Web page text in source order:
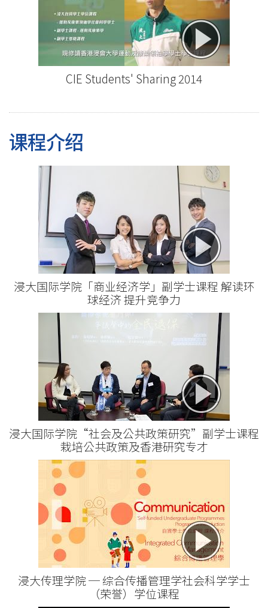
CIE Students' Sharing 2014
课程介绍
浸大国际学院「商业经济学」副学士课程 解读环
球经济 提升竞争力
浸大国际学院“社会及公共政策研究”副学士课程
栽培公共政策及香港研究专才
浸大传理学院 ─ 综合传播管理学社会科学学士
（荣誉）学位课程